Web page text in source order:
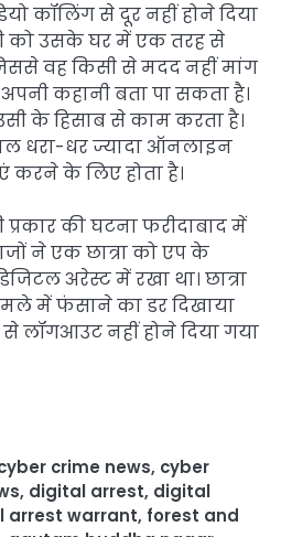
कॉलिंग से दूर नहीं होने दिया
को उसके घर में एक तरह से
वह किसी से मदद नहीं मांग
कहानी बता पा सकता है।
के हिसाब से काम करता है।
धरा-धर ज्यादा ऑनलाइन
करने के लिए होता है।
की घटना फरीदाबाद में
ने एक छात्रा को एप के
अरेस्ट में रखा था। छात्रा
में फंसाने का डर दिखाया
लॉगआउट नहीं होने दिया गया
crime news, cyber
, digital arrest, digital
arrest warrant, forest and